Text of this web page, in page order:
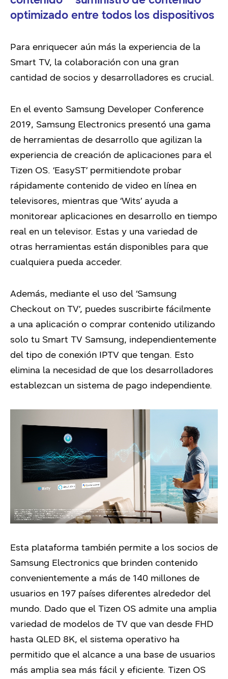
optimizado entre todos los dispositivos
Para enriquecer aún más la experiencia de la
Smart TV, la colaboración con una gran
cantidad de socios y desarrolladores es crucial.
En el evento Samsung Developer Conference
2019, Samsung Electronics presentó una gama
de herramientas de desarrollo que agilizan la
experiencia de creación de aplicaciones para el
Tizen OS. ‘EasyST’ permitiendote probar
rápidamente contenido de video en línea en
televisores, mientras que ‘Wits’ ayuda a
monitorear aplicaciones en desarrollo en tiempo
real en un televisor. Estas y una variedad de
otras herramientas están disponibles para que
cualquiera pueda acceder.
Además, mediante el uso del ‘Samsung
Checkout on TV’, puedes suscribirte fácilmente
a una aplicación o comprar contenido utilizando
solo tu Smart TV Samsung, independientemente
del tipo de conexión IPTV que tengan. Esto
elimina la necesidad de que los desarrolladores
establezcan un sistema de pago independiente.
Esta plataforma también permite a los socios de
Samsung Electronics que brinden contenido
convenientemente a más de 140 millones de
usuarios en 197 países diferentes alrededor del
mundo. Dado que el Tizen OS admite una amplia
variedad de modelos de TV que van desde FHD
hasta QLED 8K, el sistema operativo ha
permitido que el alcance a una base de usuarios
más amplia sea más fácil y eficiente. Tizen OS